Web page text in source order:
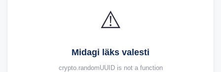
⚠️
Midagi läks valesti
crypto.randomUUID is not a function